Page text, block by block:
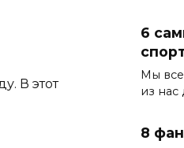
В этот
6
Мы
из нас
8